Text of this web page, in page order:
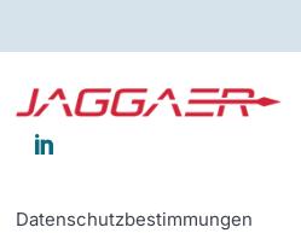

Datenschutzbestimmungen